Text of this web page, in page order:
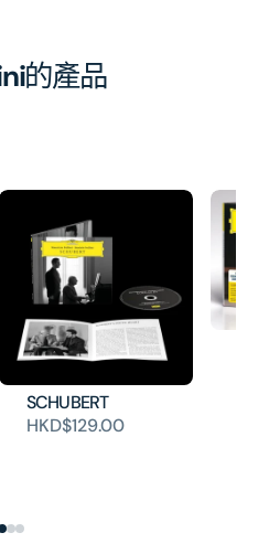
的產品
SCHUBERT
HKD$129.00